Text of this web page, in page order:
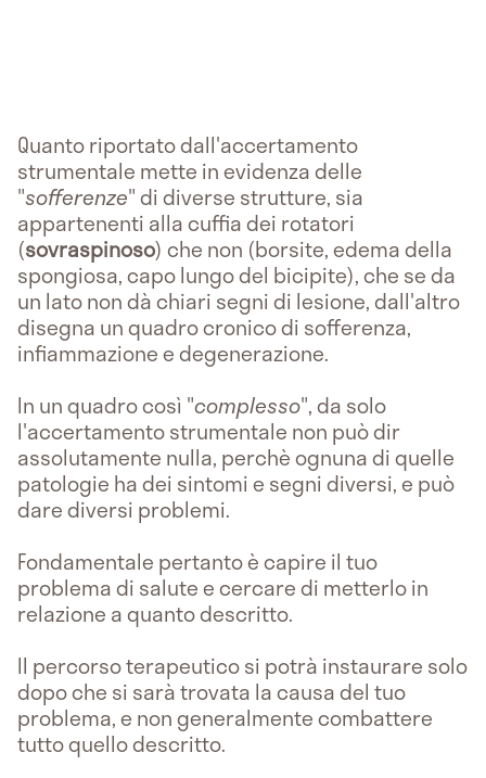
Quanto riportato dall'accertamento
strumentale mette in evidenza delle
"sofferenze" di diverse strutture, sia
appartenenti alla cuffia dei rotatori
(sovraspinoso) che non (borsite, edema della
spongiosa, capo lungo del bicipite), che se da
un lato non dà chiari segni di lesione, dall'altro
disegna un quadro cronico di sofferenza,
infiammazione e degenerazione.
In un quadro così "complesso", da solo
l'accertamento strumentale non può dir
assolutamente nulla, perchè ognuna di quelle
patologie ha dei sintomi e segni diversi, e può
dare diversi problemi.
Fondamentale pertanto è capire il tuo
problema di salute e cercare di metterlo in
relazione a quanto descritto.
Il percorso terapeutico si potrà instaurare solo
dopo che si sarà trovata la causa del tuo
problema, e non generalmente combattere
tutto quello descritto.